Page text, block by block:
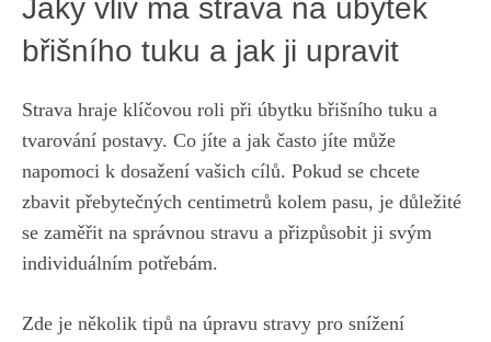
Jaký vliv má​ strava na úbytek
břišního tuku a jak ji upravit
Strava hraje klíčovou roli při⁣ úbytku břišního tuku a‌
tvarování postavy. Co jíte a jak často jíte může
napomoci k dosažení vašich cílů. Pokud se ⁣chcete
zbavit přebytečných centimetrů kolem pasu, je důležité
se zaměřit na​ správnou stravu a přizpůsobit ji svým
individuálním potřebám.
Zde‌ je několik tipů na úpravu stravy pro snížení